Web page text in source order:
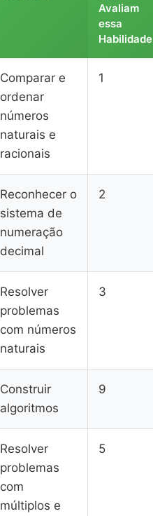
Avaliam
essa
Habilidade
Comparar e
ordenar
números
naturais e
racionais
1
Reconhecer o
sistema de
numeração
decimal
2
Resolver
problemas
com números
naturais
3
Construir
algoritmos
9
Resolver
problemas
com
múltiplos e
5